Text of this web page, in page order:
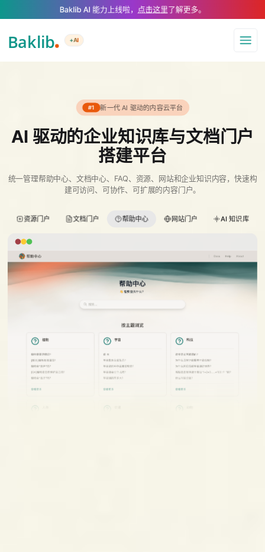
A Markdown version of this page is available at https://
Baklib AI 能力上线啦， 点击这里了解更多。
+AI
导航
#1 新一代 AI 驱动的内容云平台
AI 驱动的企业知识库与文档门户
搭建平台
统一管理帮助中心、文档中心、FAQ、资源、网站和企业知识内容，快速构
建可访问、可协作、可扩展的内容门户。
资源门户 文档门户 帮助中心 网站门户 AI 知识库